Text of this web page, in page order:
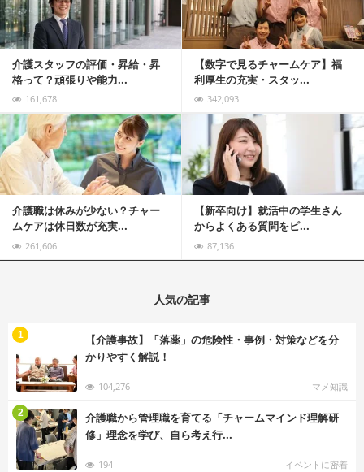
介護スタッフの評価・昇給・昇
格って？頑張りや能力...
161,678
【数字で見るチャームケア】福
利厚生の充実・スタッ...
342,093
介護職は休みが少ない？チャー
ムケアは休日数が充実...
261,606
【新卒向け】就活中の学生さん
からよくある質問をピ...
87,136
記事を読む
人気の記事
【介護事故】「落薬」の危険性・事例・対策などを分
かりやすく解説！
104,276 マメ知識
1
介護職から管理職を育てる「チャームマインド理解研
修」理念を学び、自ら考え行...
194 イベントに密着
2